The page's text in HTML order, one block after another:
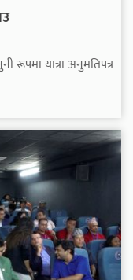
रूपमा यात्रा अनुमतिपत्र